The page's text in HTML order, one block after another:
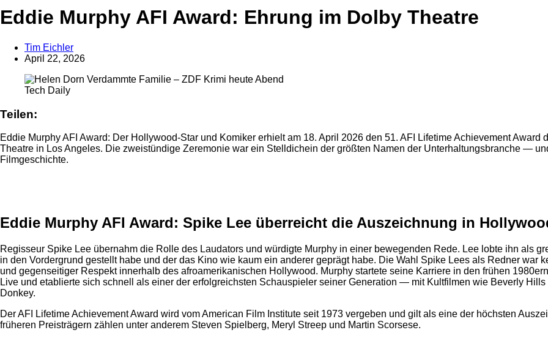
Eddie Murphy AFI Award: Ehrung im Dolby Theatre
Tim Eichler
April 22, 2026
Tech Daily
Teilen:
Eddie Murphy AFI Award: Der Hollywood-Star und Komiker erhielt am 18. April 2026 den 51. AFI Lifetime Achievement
Theatre in Los Angeles. Die zweistündige Zeremonie war ein Stelldichein der größten Namen der Unterhaltungsbranche —
Filmgeschichte.
Eddie Murphy AFI Award: Spike Lee überreicht die Auszeichnung in
Regisseur Spike Lee übernahm die Rolle des Laudators und würdigte Murphy in einer bewegenden Rede. Lee lobte ihn als
in den Vordergrund gestellt habe und der das Kino wie kaum ein anderer geprägt habe. Die Wahl Spike Lees als Redner war
und gegenseitiger Respekt innerhalb des afroamerikanischen Hollywood. Murphy startete seine Karriere in den frühen
Live und etablierte sich schnell als einer der erfolgreichsten Schauspieler seiner Generation — mit Kultfilmen wie Beverly
Donkey.
Der AFI Lifetime Achievement Award wird vom American Film Institute seit 1973 vergeben und gilt als eine der höchsten
früheren Preisträgern zählen unter anderem Steven Spielberg, Meryl Streep und Martin Scorsese.